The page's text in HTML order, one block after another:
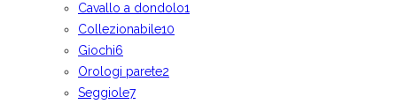
Cavallo a dondolo1
Collezionabile10
Giochi6
Orologi parete2
Seggiole7